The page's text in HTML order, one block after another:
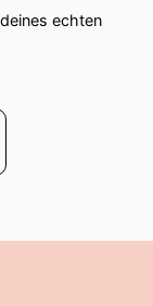
echten